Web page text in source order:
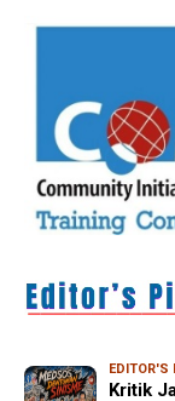
EDITOR'S
Kritik